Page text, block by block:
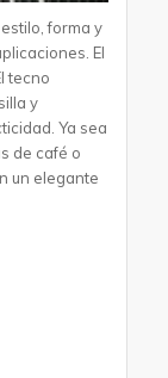
forma y
El
tecno
y
Ya sea
de café o
un elegante